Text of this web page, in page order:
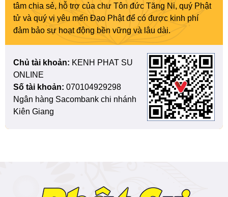
tâm chia sẻ, hỗ trợ của chư Tôn đức Tăng Ni, quý Phật
tử và quý vị yêu mến Đạo Phật để có được kinh phí
đảm bảo sự hoạt động bền vững và lâu dài.
Chủ tài khoản: KENH PHAT SU
ONLINE
Số tài khoản: 070104929298
Ngân hàng Sacombank chi nhánh
Kiên Giang